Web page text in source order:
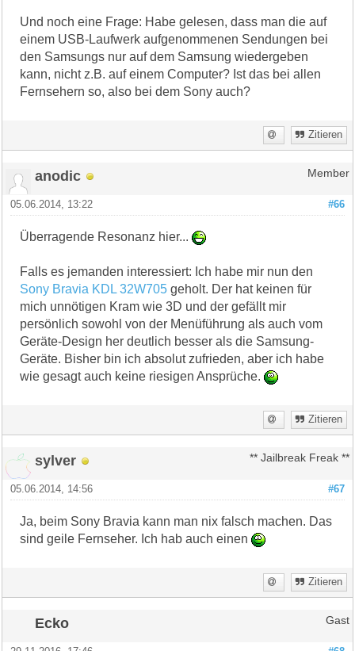
Und noch eine Frage: Habe gelesen, dass man die auf
einem USB-Laufwerk aufgenommenen Sendungen bei
den Samsungs nur auf dem Samsung wiedergeben
kann, nicht z.B. auf einem Computer? Ist das bei allen
Fernsehern so, also bei dem Sony auch?
Zitieren
anodic Member
#66
05.06.2014, 13:22
Überragende Resonanz hier...
Falls es jemanden interessiert: Ich habe mir nun den
Sony Bravia KDL 32W705 geholt. Der hat keinen für
mich unnötigen Kram wie 3D und der gefällt mir
persönlich sowohl von der Menüführung als auch vom
Geräte-Design her deutlich besser als die Samsung-
Geräte. Bisher bin ich absolut zufrieden, aber ich habe
wie gesagt auch keine riesigen Ansprüche.
Zitieren
sylver ** Jailbreak Freak **
#67
05.06.2014, 14:56
Ja, beim Sony Bravia kann man nix falsch machen. Das
sind geile Fernseher. Ich hab auch einen
Zitieren
Ecko Gast